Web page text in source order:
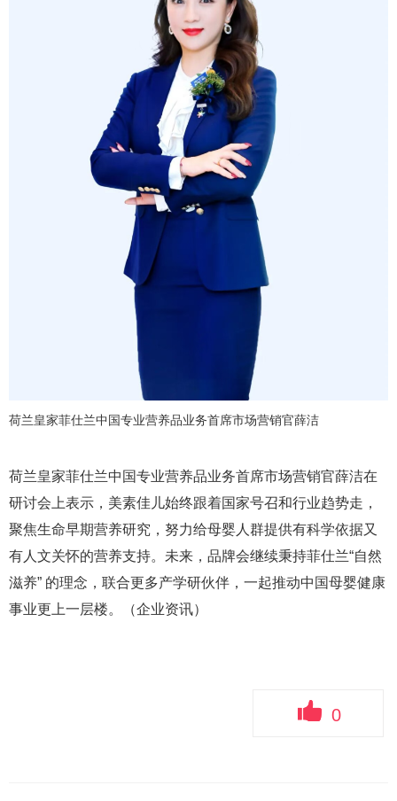
荷兰皇家菲仕兰中国专业营养品业务首席市场营销官薛洁
荷兰皇家菲仕兰中国专业营养品业务首席市场营销官薛洁在
研讨会上表示，美素佳儿始终跟着国家号召和行业趋势走，
聚焦生命早期营养研究，努力给母婴人群提供有科学依据又
有人文关怀的营养支持。未来，品牌会继续秉持菲仕兰“自然
滋养” 的理念，联合更多产学研伙伴，一起推动中国母婴健康
事业更上一层楼。（企业资讯）
0